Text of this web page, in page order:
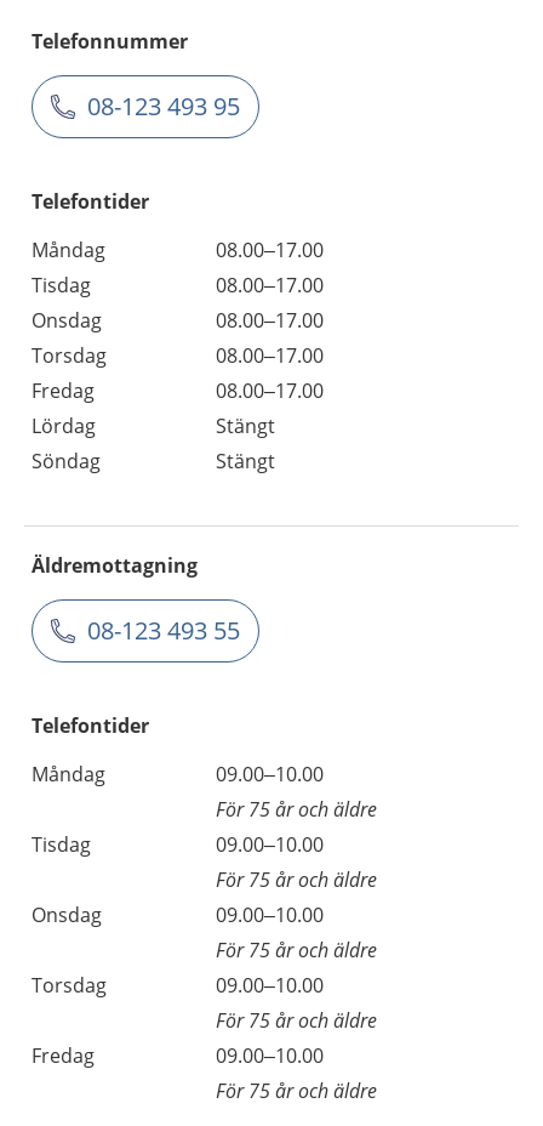
Telefonnummer
08-123 493 95
Telefontider
Måndag
08.00–17.00
Tisdag
08.00–17.00
Onsdag
08.00–17.00
Torsdag
08.00–17.00
Fredag
08.00–17.00
Lördag
Stängt
Söndag
Stängt
Äldremottagning
08-123 493 55
Telefontider
Måndag
09.00–10.00
För 75 år och äldre
Tisdag
09.00–10.00
För 75 år och äldre
Onsdag
09.00–10.00
För 75 år och äldre
Torsdag
09.00–10.00
För 75 år och äldre
Fredag
09.00–10.00
För 75 år och äldre